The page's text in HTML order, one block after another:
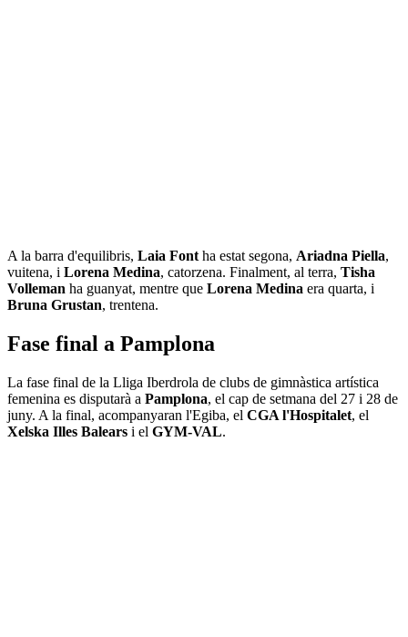
A la barra d'equilibris, Laia Fontha estat segona, Ariadna Piella,
vuitena, i Lorena Medina, catorzena. Finalment, al terra, Tisha
Volleman ha guanyat, mentre que Lorena Medina era quarta, i
Bruna Grustan, trentena.
Fase final a Pamplona
La fase final de la Lliga Iberdrola de clubs de gimnàstica artística
femenina es disputarà a Pamplona, el cap de setmana del 27 i 28 de
juny. A la final, acompanyaran l'Egiba, el CGA l'Hospitalet, el
Xelska Illes Balears i el GYM-VAL.